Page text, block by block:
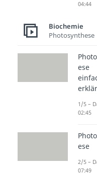
Im
kurz
04:44
Biochemie
Photosynthese
ese
1/5 –
02:45
ese
2/5 –
07:49